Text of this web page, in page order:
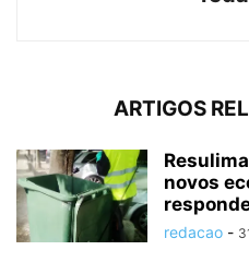
ARTIGOS
novos
redacao -